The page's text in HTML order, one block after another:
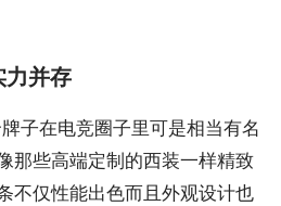
力并存
子在电竞圈子里可是相当有名
那些高端定制的西装一样精致
不仅性能出色而且外观设计也